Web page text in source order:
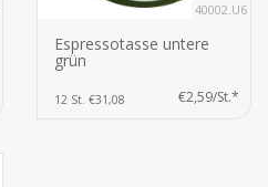
40002.U6
Espressotasse untere
grün
12 St. €31,08 €2,59/St.*